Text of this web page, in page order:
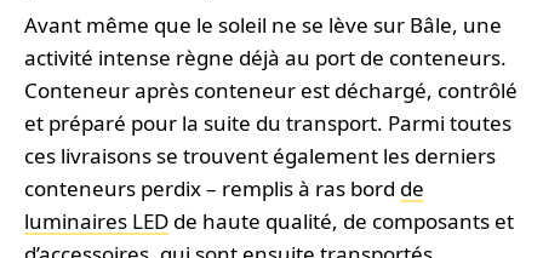
Avant même que le soleil ne se lève sur Bâle, une
activité intense règne déjà au port de conteneurs.
Conteneur après conteneur est déchargé, contrôlé
et préparé pour la suite du transport. Parmi toutes
ces livraisons se trouvent également les derniers
conteneurs perdix – remplis à ras bord de
luminaires LED de haute qualité, de composants et